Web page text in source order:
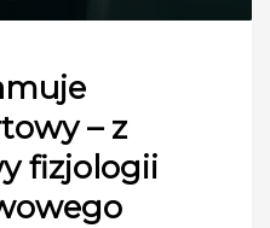
– z
fizjologii